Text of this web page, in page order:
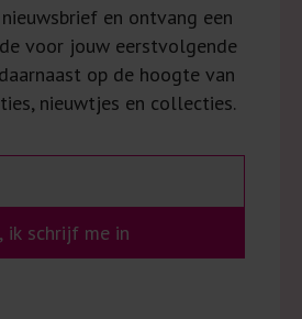
en ontvang een
voor jouw eerstvolgende
op de hoogte van
nieuwtjes en collecties.
ik schrijf me in